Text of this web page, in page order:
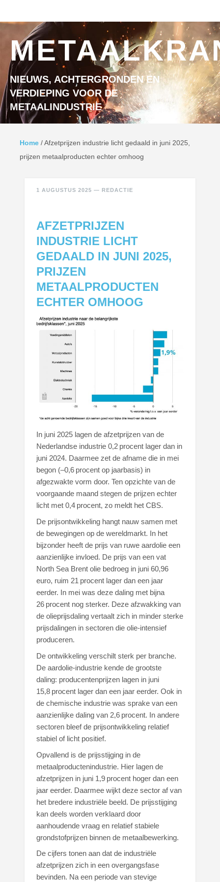
NIEUWS, ACHTERGRONDEN EN
VERDIEPING VOOR DE
METAALINDUSTRIE
Home /Afzetprijzen industrie licht gedaald in juni 2025,
prijzen metaalproducten echter omhoog
1 AUGUSTUS 2025 — REDACTIE
AFZETPRIJZEN
INDUSTRIE LICHT
GEDAALD IN JUNI 2025,
PRIJZEN
METAALPRODUCTEN
ECHTER OMHOOG
In juni 2025 lagen de afzetprijzen van de
Nederlandse industrie 0,2 procent lager dan in
juni 2024. Daarmee zet de afname die in mei
begon (–0,6 procent op jaarbasis) in
afgezwakte vorm door. Ten opzichte van de
voorgaande maand stegen de prijzen echter
licht met 0,4 procent, zo meldt het CBS.
De prijsontwikkeling hangt nauw samen met
de bewegingen op de wereldmarkt. In het
bijzonder heeft de prijs van ruwe aardolie een
aanzienlijke invloed. De prijs van een vat
North Sea Brent olie bedroeg in juni 60,96
euro, ruim 21 procent lager dan een jaar
eerder. In mei was deze daling met bijna
26 procent nog sterker. Deze afzwakking van
de olieprijsdaling vertaalt zich in minder sterke
prijsdalingen in sectoren die olie-intensief
produceren.
De ontwikkeling verschilt sterk per branche.
De aardolie-industrie kende de grootste
daling: producentenprijzen lagen in juni
15,8 procent lager dan een jaar eerder. Ook in
de chemische industrie was sprake van een
aanzienlijke daling van 2,6 procent. In andere
sectoren bleef de prijsontwikkeling relatief
stabiel of licht positief.
Opvallend is de prijsstijging in de
metaalproductenindustrie. Hier lagen de
afzetprijzen in juni 1,9 procent hoger dan een
jaar eerder. Daarmee wijkt deze sector af van
het bredere industriële beeld. De prijsstijging
kan deels worden verklaard door
aanhoudende vraag en relatief stabiele
grondstofprijzen binnen de metaalbewerking.
De cijfers tonen aan dat de industriële
afzetprijzen zich in een overgangsfase
bevinden. Na een periode van stevige